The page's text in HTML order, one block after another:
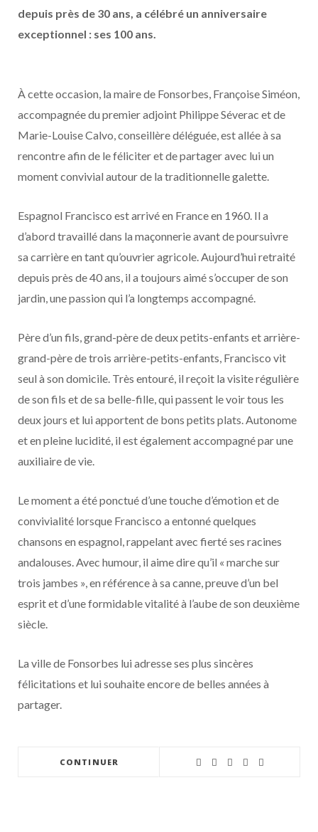
depuis près de 30 ans, a célébré un anniversaire
exceptionnel : ses 100 ans.
À cette occasion, la maire de Fonsorbes, Françoise Siméon,
accompagnée du premier adjoint Philippe Séverac et de
Marie-Louise Calvo, conseillère déléguée, est allée à sa
rencontre afin de le féliciter et de partager avec lui un
moment convivial autour de la traditionnelle galette.
Espagnol Francisco est arrivé en France en 1960. Il a
d’abord travaillé dans la maçonnerie avant de poursuivre
sa carrière en tant qu’ouvrier agricole. Aujourd’hui retraité
depuis près de 40 ans, il a toujours aimé s’occuper de son
jardin, une passion qui l’a longtemps accompagné.
Père d’un fils, grand-père de deux petits-enfants et arrière-
grand-père de trois arrière-petits-enfants, Francisco vit
seul à son domicile. Très entouré, il reçoit la visite régulière
de son fils et de sa belle-fille, qui passent le voir tous les
deux jours et lui apportent de bons petits plats. Autonome
et en pleine lucidité, il est également accompagné par une
auxiliaire de vie.
Le moment a été ponctué d’une touche d’émotion et de
convivialité lorsque Francisco a entonné quelques
chansons en espagnol, rappelant avec fierté ses racines
andalouses. Avec humour, il aime dire qu’il « marche sur
trois jambes », en référence à sa canne, preuve d’un bel
esprit et d’une formidable vitalité à l’aube de son deuxième
siècle.
La ville de Fonsorbes lui adresse ses plus sincères
félicitations et lui souhaite encore de belles années à
partager.
CONTINUER